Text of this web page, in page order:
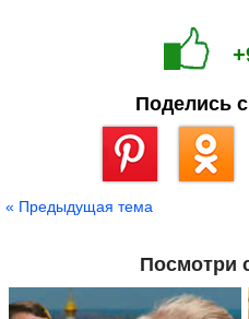
Поделись
« Предыдущая тема
Посмотри